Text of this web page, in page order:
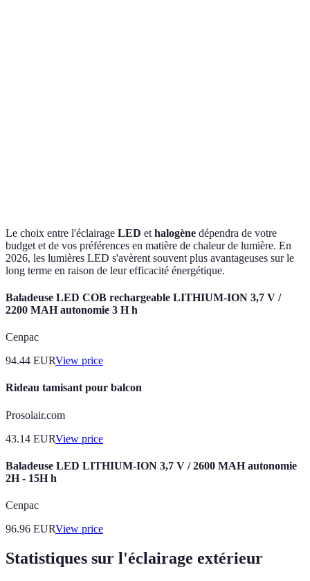
Le choix entre l'éclairage LED et halogène dépendra de votre
budget et de vos préférences en matière de chaleur de lumière. En
2026, les lumières LED s'avèrent souvent plus avantageuses sur le
long terme en raison de leur efficacité énergétique.
Baladeuse LED COB rechargeable LITHIUM-ION 3,7 V /
2200 MAH autonomie 3 H h
Cenpac
94.44 EURView price
Rideau tamisant pour balcon
Prosolair.com
43.14 EURView price
Baladeuse LED LITHIUM-ION 3,7 V / 2600 MAH autonomie
2H - 15H h
Cenpac
96.96 EURView price
Statistiques sur l'éclairage extérieur